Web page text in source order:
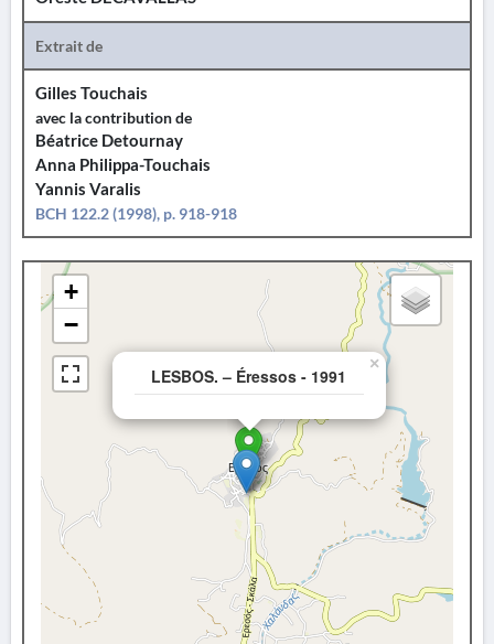
Extrait de
Gilles Touchais
avec la contribution de
Béatrice Detournay
Anna Philippa-Touchais
Yannis Varalis
BCH 122.2 (1998), p. 918-918
LESBOS. – Éressos - 1991
×
+
−